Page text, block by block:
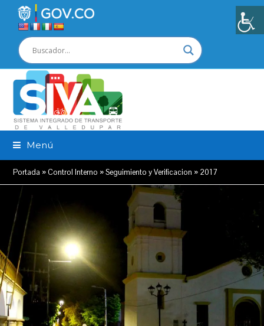
Menú
Portada »Control Interno »Seguimiento y Verificacion » 2017